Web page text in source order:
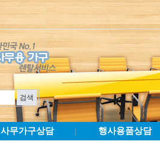
사무가구상담 행사용품상담